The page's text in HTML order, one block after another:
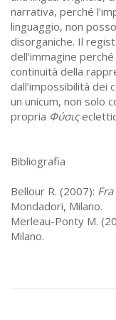
narrativa, perché
linguaggio, non
disorganiche. Il
dell’immagine
continuità della
dall’impossibilità dei
un unicum, non solo
propria Φύσις
Bibliografia
Bellour R. (2007):
Mondadori, Milano.
Merleau-Ponty M.
Milano.